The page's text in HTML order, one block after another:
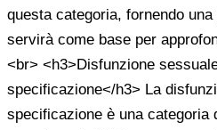
questa categoria, fornendo
servirà come base per
<br> <h3>Disfunzione
specificazione</h3> La
specificazione è una categoria